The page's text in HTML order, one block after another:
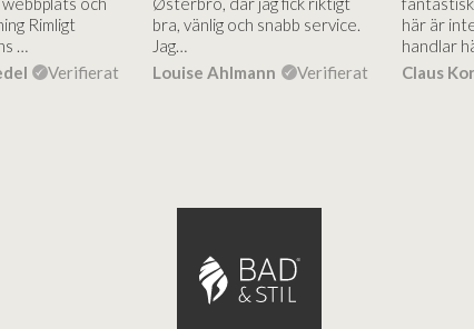
Rimligt
…
Verifierat
bra, vänlig och snabb service.
Jag…
Louise Ahlmann
Verifierat
här är
handlar
Claus